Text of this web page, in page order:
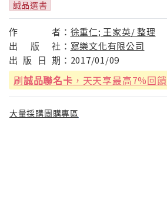
誠品選書
作 者： 徐重仁; 王家英/ 整理
出
版 社： 寫樂文化有限公司
出 版 日 期： 2017/01/09
刷誠品聯名卡 ，天天享最高7%回饋
大量採購團購專區